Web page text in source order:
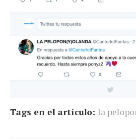
Tags en el artículo: la